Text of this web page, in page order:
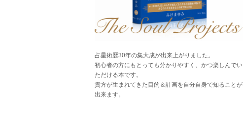
占星術歴30年の集大成が出来上がりました。
初心者の方にもとっても分かりやすく、かつ楽しんでい
ただける本です。
貴方が生まれてきた目的＆計画を自分自身で知ることが
出来ます。